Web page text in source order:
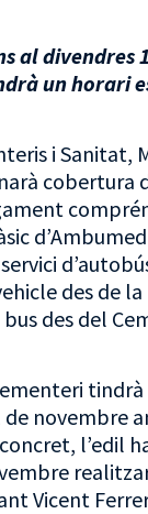
al
un horari
i Sanitat,
cobertura
des de
des del
tindrà
novembre
l’edil
Vicent